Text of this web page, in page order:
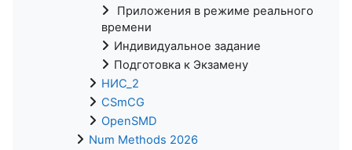
Приложения в режиме реального
времени
Индивидуальное задание
Подготовка к Экзамену
НИС_2
CSmCG
OpenSMD
Num Methods 2026